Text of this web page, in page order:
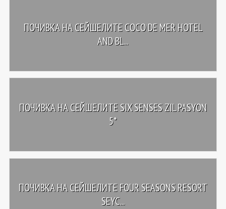
ПОЧИВКА НА СЕЙШЕЛИТЕ COCO DE MER HOTEL
AND BL...
ПОЧИВКА НА СЕЙШЕЛИТЕ SIX SENSES ZIL PASYON
5*
ПОЧИВКА НА СЕЙШЕЛИТЕ FOUR SEASONS RESORT
SEYC...